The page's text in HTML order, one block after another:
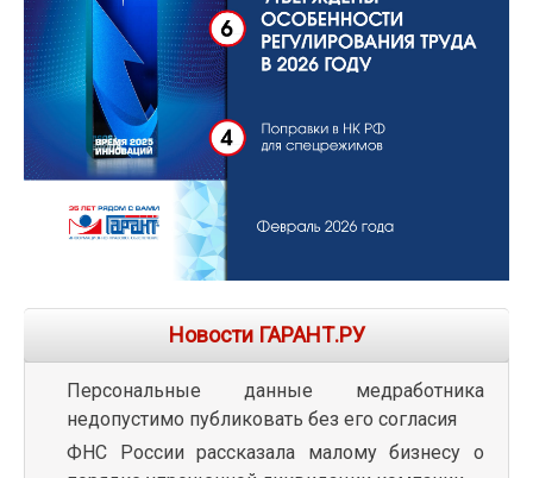
Новости ГАРАНТ.РУ
Персональные данные медработника
недопустимо публиковать без его согласия
ФНС России рассказала малому бизнесу о